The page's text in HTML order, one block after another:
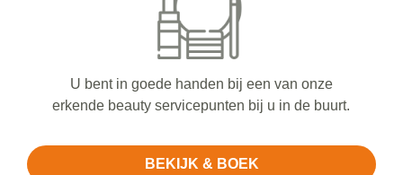
U bent in goede handen bij een van onze
erkende beauty servicepunten bij u in de buurt.
BEKIJK & BOEK